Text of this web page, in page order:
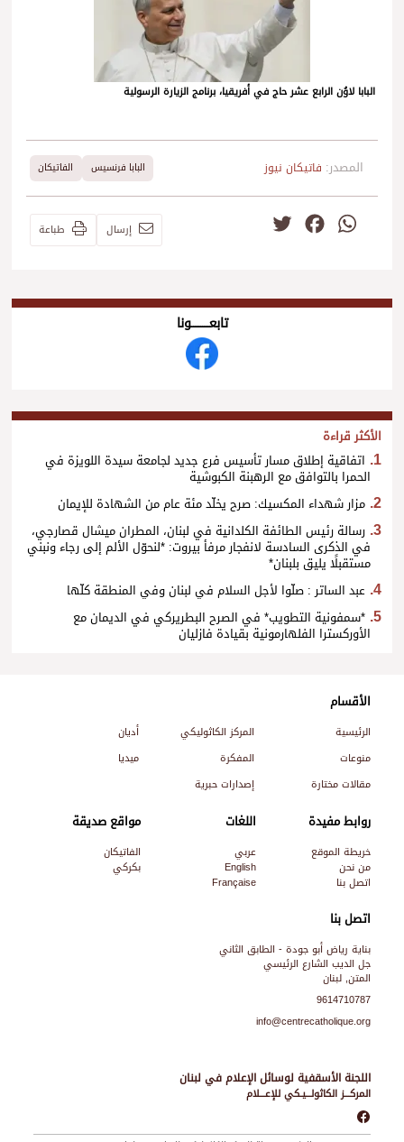
البابا لاوُن الرابع عشر حاج في أفريقيا، برنامج الزيارة الرسولية
المصدر: فاتيكان نيوز البابا فرنسيس الفاتيكان
WhatsApp
Facebook إرسال طباعة
تابعــــــــــونا
الأكثر قراءة
اتفاقية إطلاق مسار تأسيس فرع جديد لجامعة سيدة اللويزة في
الحمرا بالتوافق مع الرهبنة الكبوشية
مزار شهداء المكسيك: صرح يخلّد مئة عام من الشهادة للإيمان
رسالة رئيس الطائفة الكلدانية في لبنان، المطران ميشال قصارجي،
في الذكرى السادسة لانفجار مرفأ بيروت: *لنحوّل الألم إلى رجاء ونبني
مستقبلًا يليق بلبنان*
عبد الساتر : صلّوا لأجل السلام في لبنان وفي المنطقة كلّها
*سمفونية التطويب* في الصرح البطريركي في الديمان مع
الأوركسترا الفلهارمونية بقيادة فازليان
اللجنة الأسقفية لوسائل الإعلام في لبنان
المركـــز الكاثولـــيـكي للإعـــلام
اتصل بنا
بناية رياض أبو جودة - الطابق الثاني
جل الديب الشارع الرئيسي
المتن, لبنان
9614710787
info@centrecatholique.org
الأقسام
الرئيسية المركز الكاثوليكي
أديان
منوعات
المفكرة
ميديا
مقالات مختارة
إصدارات حبرية
روابط مفيدة
خريطة الموقع
من نحن
اتصل بنا
اللغات
عربي
English
Française
مواقع صديقة
الفاتيكان
بكركي